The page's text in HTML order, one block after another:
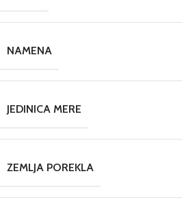
NAMENA
JEDINICA MERE
ZEMLJA POREKLA